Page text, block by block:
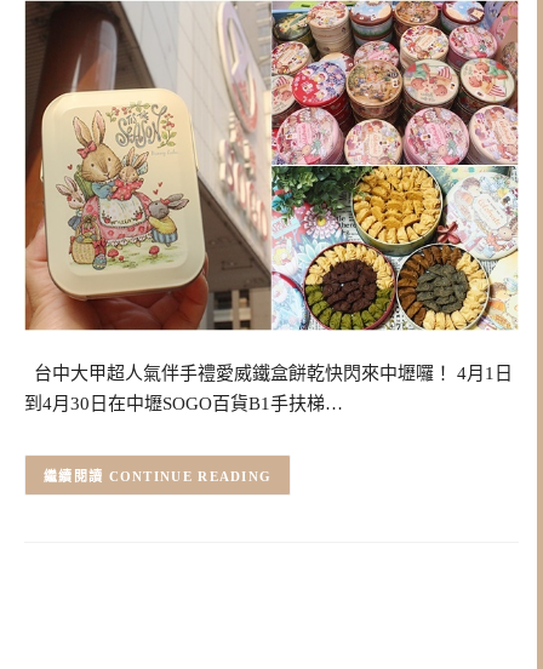
台中大甲超人氣伴手禮愛威鐵盒餅乾快閃來中壢囉！ 4月1日
到4月30日在中壢SOGO百貨B1手扶梯…
CONTINUE READING